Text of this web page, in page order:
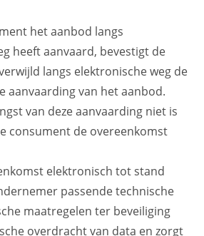
het aanbod langs
heeft aanvaard, bevestigt de
langs elektronische weg de
aanvaarding van het aanbod.
van deze aanvaarding niet is
consument de overeenkomst
elektronisch tot stand
passende technische
maatregelen ter beveiliging
overdracht van data en zorgt